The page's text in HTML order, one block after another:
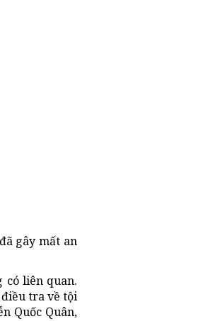
gây mất an
có liên quan.
tra về tội
Quốc Quân,